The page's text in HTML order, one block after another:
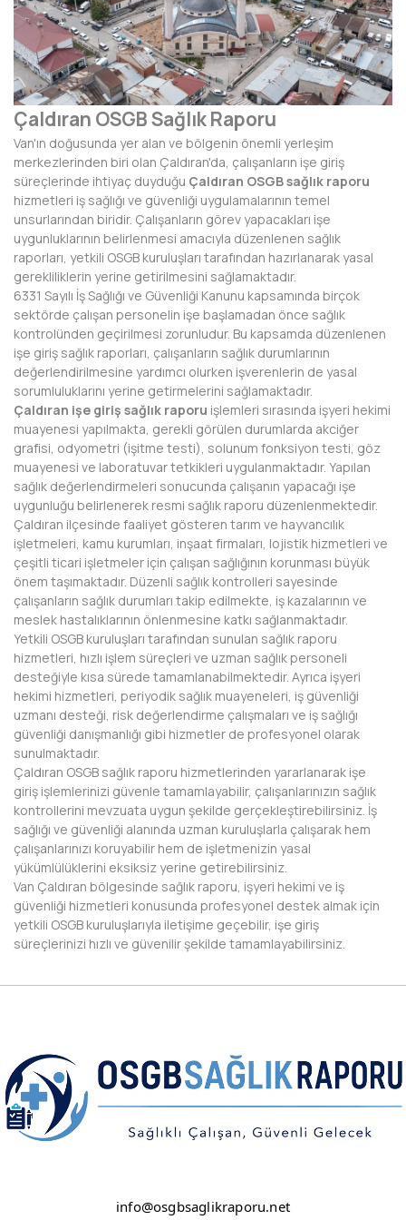
AFYONKARAHİSAR
AĞRI
AKSARAY
AMASYA
ANTALYA
ARDAHAN
ARTVİN
AYDIN
BALIKESİR
BARTIN
BATMAN
BAYBURT
BİLECİK
BİNGÖL
BİTLİS
BOLU
BURDUR
BURSA
ÇANAKKALE
ÇANKIRI
ÇORUM
DENİZLİ
DİYARBAKIR
DÜZCE
EDİRNE
ESKİŞEHİR
GAZİANTEP
Çaldıran OSGB Sağlık Raporu
Van'ın doğusunda yer alan ve bölgenin önemli yerleşim
merkezlerinden biri olan Çaldıran'da, çalışanların işe giriş
süreçlerinde ihtiyaç duyduğu Çaldıran OSGB sağlık raporu
hizmetleri iş sağlığı ve güvenliği uygulamalarının temel
unsurlarından biridir. Çalışanların görev yapacakları işe
uygunluklarının belirlenmesi amacıyla düzenlenen sağlık
raporları, yetkili OSGB kuruluşları tarafından hazırlanarak yasal
gerekliliklerin yerine getirilmesini sağlamaktadır.
6331 Sayılı İş Sağlığı ve Güvenliği Kanunu kapsamında birçok
sektörde çalışan personelin işe başlamadan önce sağlık
kontrolünden geçirilmesi zorunludur. Bu kapsamda düzenlenen
işe giriş sağlık raporları, çalışanların sağlık durumlarının
değerlendirilmesine yardımcı olurken işverenlerin de yasal
sorumluluklarını yerine getirmelerini sağlamaktadır.
Çaldıran işe giriş sağlık raporu işlemleri sırasında işyeri hekimi
muayenesi yapılmakta, gerekli görülen durumlarda akciğer
grafisi, odyometri (işitme testi), solunum fonksiyon testi, göz
muayenesi ve laboratuvar tetkikleri uygulanmaktadır. Yapılan
sağlık değerlendirmeleri sonucunda çalışanın yapacağı işe
uygunluğu belirlenerek resmi sağlık raporu düzenlenmektedir.
Çaldıran ilçesinde faaliyet gösteren tarım ve hayvancılık
işletmeleri, kamu kurumları, inşaat firmaları, lojistik hizmetleri ve
çeşitli ticari işletmeler için çalışan sağlığının korunması büyük
önem taşımaktadır. Düzenli sağlık kontrolleri sayesinde
çalışanların sağlık durumları takip edilmekte, iş kazalarının ve
meslek hastalıklarının önlenmesine katkı sağlanmaktadır.
Yetkili OSGB kuruluşları tarafından sunulan sağlık raporu
hizmetleri, hızlı işlem süreçleri ve uzman sağlık personeli
desteğiyle kısa sürede tamamlanabilmektedir. Ayrıca işyeri
hekimi hizmetleri, periyodik sağlık muayeneleri, iş güvenliği
uzmanı desteği, risk değerlendirme çalışmaları ve iş sağlığı
güvenliği danışmanlığı gibi hizmetler de profesyonel olarak
sunulmaktadır.
Çaldıran OSGB sağlık raporu hizmetlerinden yararlanarak işe
giriş işlemlerinizi güvenle tamamlayabilir, çalışanlarınızın sağlık
kontrollerini mevzuata uygun şekilde gerçekleştirebilirsiniz. İş
sağlığı ve güvenliği alanında uzman kuruluşlarla çalışarak hem
çalışanlarınızı koruyabilir hem de işletmenizin yasal
yükümlülüklerini eksiksiz yerine getirebilirsiniz.
Van Çaldıran bölgesinde sağlık raporu, işyeri hekimi ve iş
güvenliği hizmetleri konusunda profesyonel destek almak için
yetkili OSGB kuruluşlarıyla iletişime geçebilir, işe giriş
süreçlerinizi hızlı ve güvenilir şekilde tamamlayabilirsiniz.
info@osgbsaglikraporu.net